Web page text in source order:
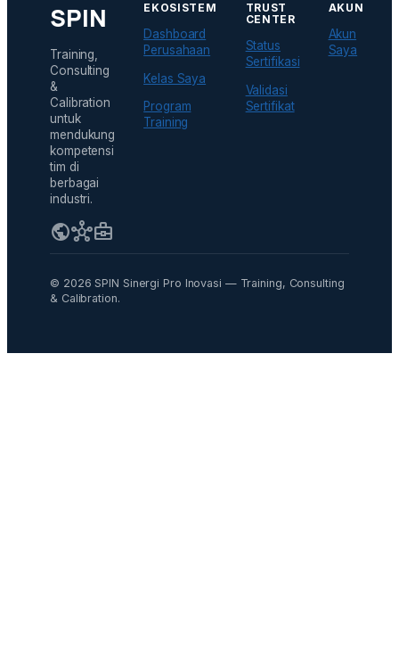
SPIN
Training,
Consulting
&
Calibration
untuk
mendukung
kompetensi
tim di
berbagai
industri.
publichubbusiness_center
EKOSISTEM
Dashboard
Perusahaan
Kelas Saya
Program
Training
TRUST
CENTER
Status
Sertifikasi
Validasi
Sertifikat
AKUN
Akun
Saya
© 2026 SPIN Sinergi Pro Inovasi — Training, Consulting
& Calibration.